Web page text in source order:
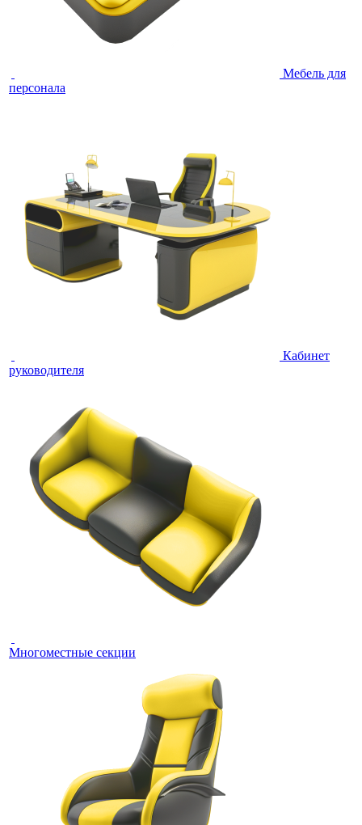
Мебель для
персонала
Кабинет
руководителя
Многоместные секции